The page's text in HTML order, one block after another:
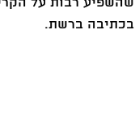
בכתיבה ברשת.